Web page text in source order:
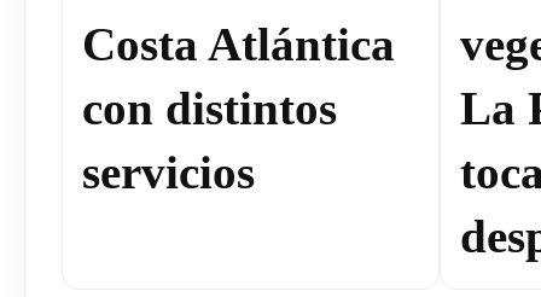
Costa Atlántica
con distintos
servicios
La